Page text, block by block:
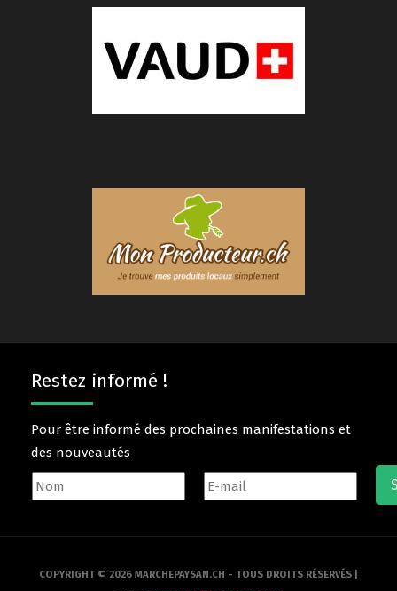
Restez informé !
Pour être informé des prochaines manifestations et
des nouveautés
COPYRIGHT © 2026 MARCHEPAYSAN.CH - TOUS DROITS RÉSERVÉS |